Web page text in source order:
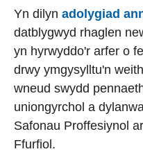
Yn dilyn adolygiad
datblygwyd rhaglen
yn hyrwyddo'r arfer o
drwy ymgysylltu'n
wneud swydd
uniongyrchol a
Safonau Proffesiynol
Ffurfiol.